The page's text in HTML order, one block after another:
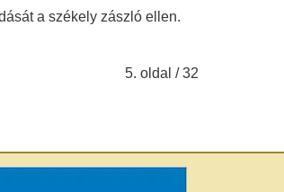
a székely zászló ellen.
5. oldal / 32